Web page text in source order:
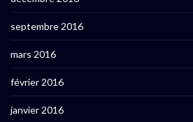
septembre 2016
mars 2016
février 2016
janvier 2016